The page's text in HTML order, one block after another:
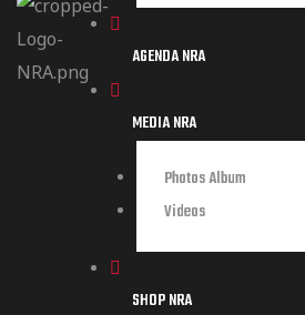
AGENDA NRA
MEDIA NRA
Photos Album
Videos
SHOP NRA